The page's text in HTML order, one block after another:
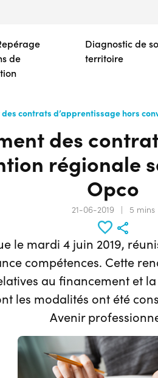
contenu
principal
de
Diagnostic de
territoire
contrats d’apprentissage hors
des
régionale
Opco
21-06-2019 | 5 mins
le mardi 4 juin 2019,
compétences. Cette
au financement et
les modalités ont été
Avenir